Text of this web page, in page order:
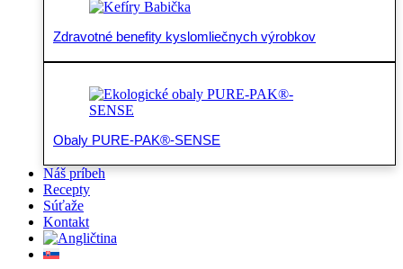
Zdravotné benefity kyslomliečnych výrobkov
Obaly PURE-PAK®-SENSE
Náš príbeh
Recepty
Súťaže
Kontakt